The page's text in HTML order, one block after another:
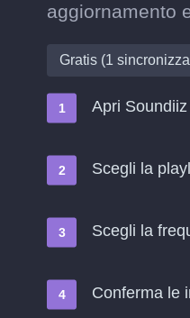
aggiornamento
Gratis (1
Apri
Scegli la
Scegli la
Conferma le